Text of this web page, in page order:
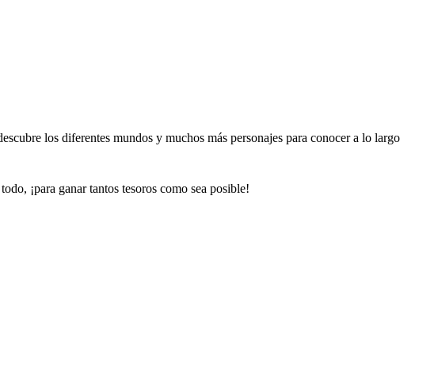
los diferentes mundos y muchos más personajes para conocer a lo largo
¡para ganar tantos tesoros como sea posible!